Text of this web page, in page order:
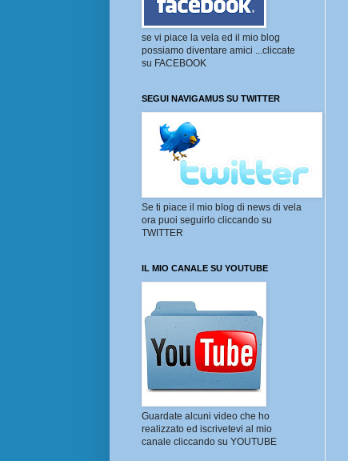
se vi piace la vela ed il mio blog
possiamo diventare amici ...cliccate
su FACEBOOK
SEGUI NAVIGAMUS SU TWITTER
Se ti piace il mio blog di news di vela
ora puoi seguirlo cliccando su
TWITTER
IL MIO CANALE SU YOUTUBE
Guardate alcuni video che ho
realizzato ed iscrivetevi al mio
canale cliccando su YOUTUBE